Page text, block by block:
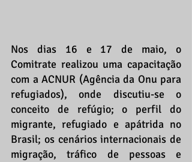
Nos dias 16 e 17 de maio, o
Comitrate realizou uma capacitação
com a ACNUR (Agência da Onu para
refugiados), onde discutiu-se o
conceito de refúgio; o perfil do
migrante, refugiado e apátrida no
Brasil; os cenários internacionais de
migração, tráfico de pessoas e